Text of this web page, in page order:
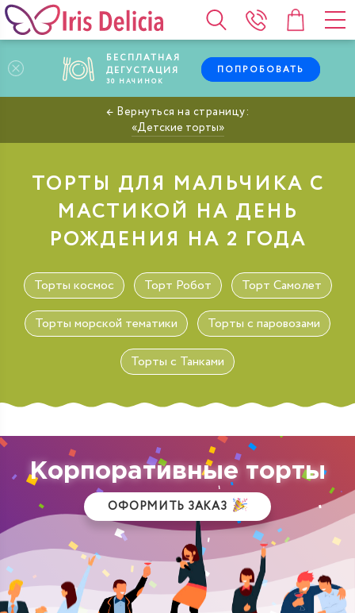
БЕСПЛАТНАЯ
ДЕГУСТАЦИЯ
30 НАЧИНОК
ПОПРОБОВАТЬ
Детские торты
ТОРТЫ ДЛЯ МАЛЬЧИКА С
МАСТИКОЙ НА ДЕНЬ
РОЖДЕНИЯ НА 2 ГОДА
Торты космос Торт Робот Торт Самолет
Торты морской тематики Торты с паровозами
Торты с Танками
Корпоративные торты
ОФОРМИТЬ ЗАКАЗ